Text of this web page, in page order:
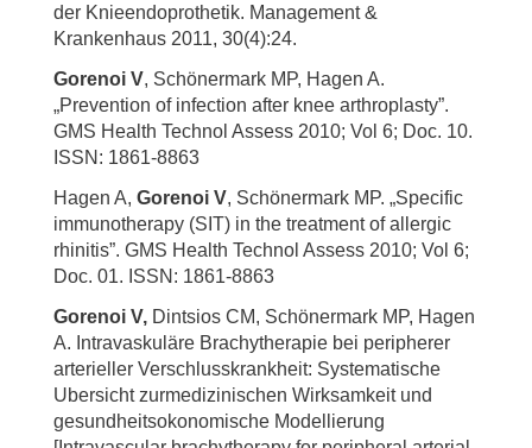
der Knieendoprothetik. Management &
Krankenhaus 2011, 30(4):24.
Gorenoi V, Schönermark MP, Hagen A.
„Prevention of infection after knee arthroplasty”.
GMS Health Technol Assess 2010; Vol 6; Doc. 10.
ISSN: 1861-8863
Hagen A, Gorenoi V, Schönermark MP. „Specific
immunotherapy (SIT) in the treatment of allergic
rhinitis”. GMS Health Technol Assess 2010; Vol 6;
Doc. 01. ISSN: 1861-8863
Gorenoi V, Dintsios CM, Schönermark MP, Hagen
A. Intravaskuläre Brachytherapie bei peripherer
arterieller Verschlusskrankheit: Systematische
Ubersicht zurmedizinischen Wirksamkeit und
gesundheitsokonomische Modellierung